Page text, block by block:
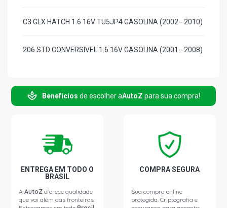
C3 GLX HATCH 1.6 16V TU5JP4 GASOLINA (2002 - 2010)
206 STD CONVERSIVEL 1.6 16V GASOLINA (2001 - 2008)
206 PASSION HATCH 1.6 16V TU5JP4 GASOLINA (2001 -
206 PRESENCE HATCH 1.6 16V GASOLINA (2003 - 2007)
206 QUICKSILVER HATCH 1.6 16V GASOLINA (2001 -
206 RALLYE HATCH 1.6 16V GASOLINA (2001 - 2006)
Benefícios de escolher aAutoZ para sua compra!
ENTREGA EM TODO O
BRASIL
AAutoZ oferece qualidade
que vai além das fronteiras.
COMPRA SEGURA
Sua compra online
protegida. Criptografia e